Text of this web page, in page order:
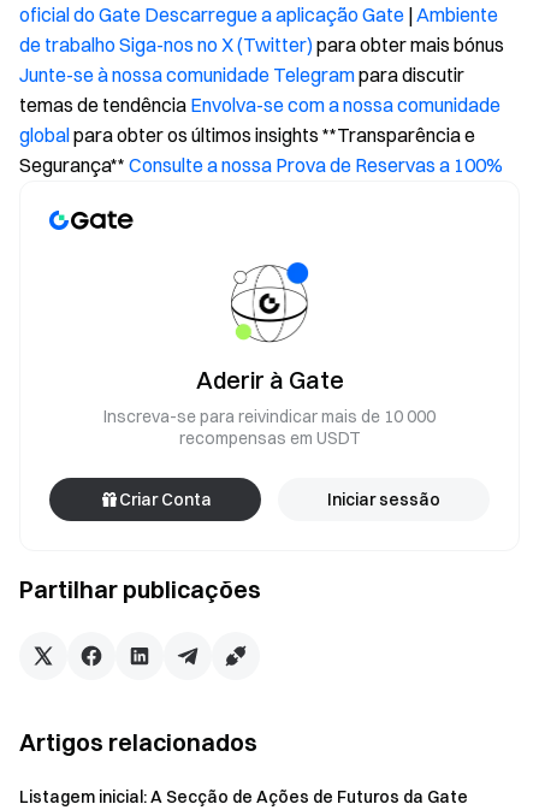
oficial do Gate Descarregue a aplicação Gate |Ambiente
de trabalho Siga-nos no X (Twitter)para obter mais bónus
Junte-se à nossa comunidade Telegrampara discutir
temas de tendência Envolva-se com a nossa comunidade
globalpara obter os últimos insights **Transparência e
Segurança** Consulte a nossa Prova de Reservas a 100%
Partilhar publicações
Aderir à Gate
Inscreva-se para reivindicar mais de 10 000
recompensas em USDT
Criar Conta Iniciar sessão
Artigos relacionados
Listagem inicial: A Secção de Ações de Futuros da Gate